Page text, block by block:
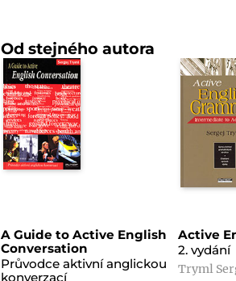
Od stejného autora
A Guide to Active English
Conversation
Průvodce aktivní anglickou
konverzací
Active
2. vydání
Tryml